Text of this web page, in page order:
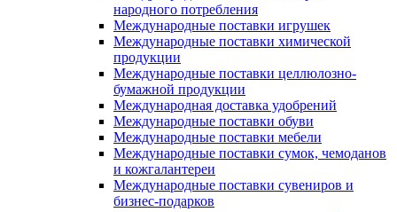
народного потребления
Международные поставки игрушек
Международные поставки химической
продукции
Международные поставки целлюлозно-
бумажной продукции
Международная доставка удобрений
Международные поставки обуви
Международные поставки мебели
Международные поставки сумок, чемоданов
и кожгалантереи
Международные поставки сувениров и
бизнес-подарков